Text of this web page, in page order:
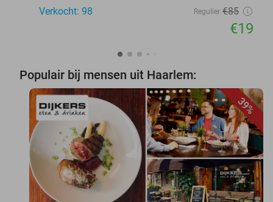
Verkocht: 98 Regulier €85
€19
Populair bij mensen uit Haarlem:
39%